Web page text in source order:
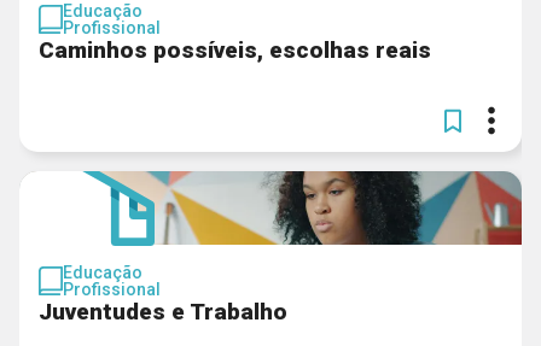
Educação
Profissional
Caminhos possíveis, escolhas reais
Educação
Profissional
Juventudes e Trabalho